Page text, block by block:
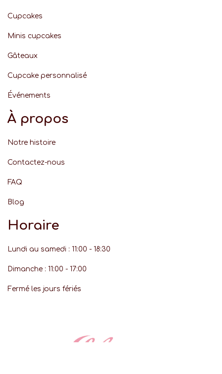
Cupcakes
Minis cupcakes
Gâteaux
Cupcake personnalisé
Événements
À propos
Notre histoire
Contactez-nous
FAQ
Blog
Horaire
Lundi au samedi : 11:00 - 18:30
Dimanche : 11:00 - 17:00
Fermé les jours fériés